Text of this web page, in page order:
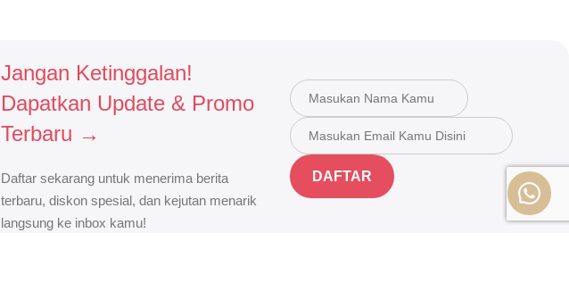
Jangan Ketinggalan!
Dapatkan Update & Promo
Terbaru →
Daftar sekarang untuk menerima berita
terbaru, diskon spesial, dan kejutan menarik
langsung ke inbox kamu!
DAFTAR